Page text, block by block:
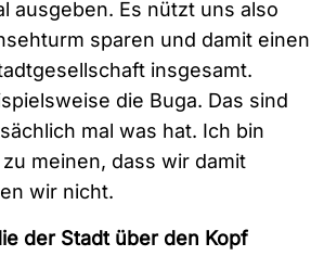
ausgeben. Es nützt uns also
sparen und damit einen
insgesamt.
die Buga. Das sind
mal was hat. Ich bin
meinen, dass wir damit
wir nicht.
der Stadt über den Kopf